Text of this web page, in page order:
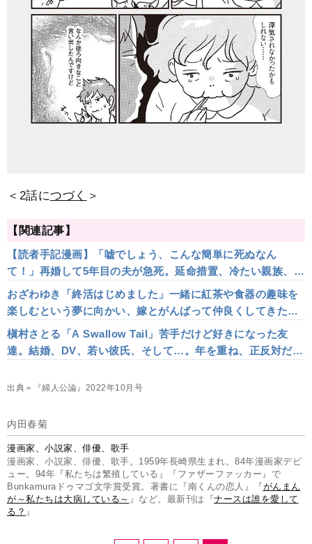
＜2話につづく ＞
【関連記事】
【読者手記漫画】「嘘でしょう、こんな簡単に死ぬなん
て！」再婚して5年目の夫が急死。延命措置、冷たい親族、お
墓の場所…。「話し合っておけば」の後悔から私が学んだこ
と
おざわゆき「終活はじめました」一緒に紅茶や食器の趣味を
楽しむという夢に向かい、嫁とがんばって仲良くしてきた
姑。しかし嫁に趣味を受け継ぐ日が近づいてきて…＜マン
ガ・前篇＞
槇村さとる「A Swallow Tail」苦手だけど好きになった友
達。結婚、DV、若い彼氏、そして…。年を重ね、正反対だっ
出典＝『婦人公論』2022年10月号
内田春菊
漫画家、小説家、俳優、歌手
漫画家、小説家、俳優、歌手。1959年長崎県生まれ。84年漫画家デビ
ュー。94年『私たちは繁殖している』『ファザーファッカー』で
Bunkamuraドゥマゴ文学賞受賞。著書に『南くんの恋人』『がんまん
が～私たちは大病している～ 』など。最新刊は『ナースは誰を愛して
る？ 』